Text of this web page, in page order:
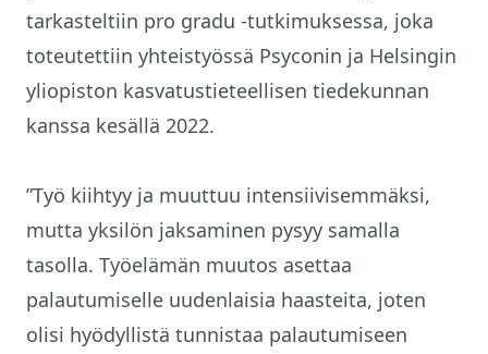
tarkasteltiin pro gradu -tutkimuksessa, joka
toteutettiin yhteistyössä Psyconin ja Helsingin
yliopiston kasvatustieteellisen tiedekunnan
kanssa kesällä 2022.
”Työ kiihtyy ja muuttuu intensiivisemmäksi,
mutta yksilön jaksaminen pysyy samalla
tasolla. Työelämän muutos asettaa
palautumiselle uudenlaisia haasteita, joten
olisi hyödyllistä tunnistaa palautumiseen